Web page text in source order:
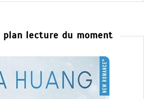
plan lecture du moment